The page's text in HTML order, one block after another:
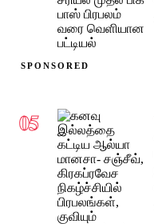
SPONSORED
05